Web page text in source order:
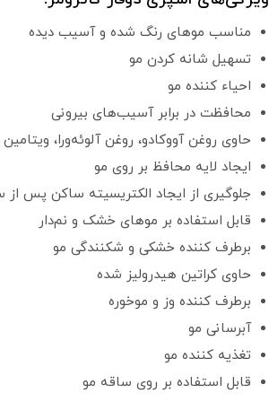
مناسب موهای رنگ شده و آسیب دیده
تسهیل شانه کردن مو
احیاء کننده مو
محافظت در برابر آسیب‌های بیرونی
حاوی روغن آووکادو، روغن آلوئه‌ورا، ویتامین B5
ایجاد لایه محافظ بر روی مو
جلوگیری از ایجاد الکتریسیته ساکن پس از
قابل استفاده بر موهای خشک و نم‌دار
برطرف کننده خشکی و شکنندگی مو
حاوی کراتین هیدرولیز شده
برطرف کننده وز و موخوره
آبرسانی مو
تغذیه کننده مو
قابل استفاده بر روی ساقه مو